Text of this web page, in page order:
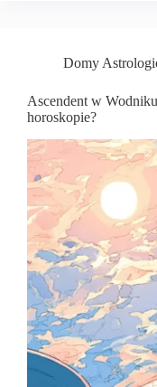
Domy
Ascendent w
horoskopie?